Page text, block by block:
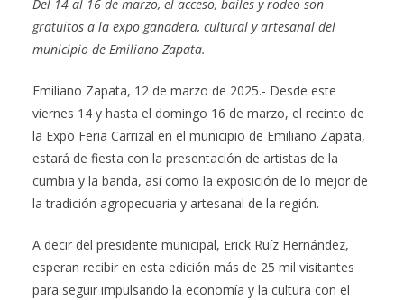
Del 14 al 16 de marzo, el acceso, bailes y rodeo son
gratuitos a la expo ganadera, cultural y artesanal del
municipio de Emiliano Zapata.
Emiliano Zapata, 12 de marzo de 2025.- Desde este
viernes 14 y hasta el domingo 16 de marzo, el recinto de
la Expo Feria Carrizal en el municipio de Emiliano Zapata,
estará de fiesta con la presentación de artistas de la
cumbia y la banda, así como la exposición de lo mejor de
la tradición agropecuaria y artesanal de la región.
A decir del presidente municipal, Erick Ruíz Hernández,
esperan recibir en esta edición más de 25 mil visitantes
para seguir impulsando la economía y la cultura con el